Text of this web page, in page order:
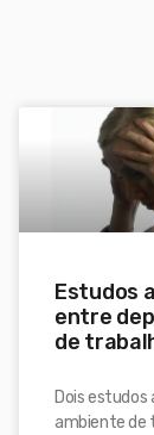
Estudos
entre
de
Dois estudos
ambiente de